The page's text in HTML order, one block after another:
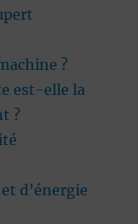
?
est-elle la
?
d’énergie